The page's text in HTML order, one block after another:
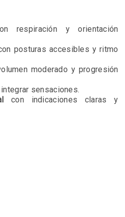
respiración y orientación
posturas accesibles y ritmo
moderado y progresión
integrar sensaciones.
con indicaciones claras y